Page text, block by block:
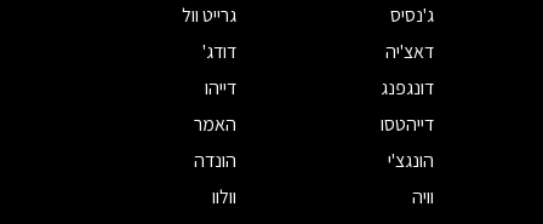
ג'נסיס
גרייט וול
דאצ'יה
דודג'
דונגפנג
דייהו
דייהטסו
האמר
הונגצ'י
הונדה
וויה
וולוו